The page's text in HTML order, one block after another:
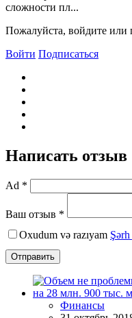
сложности пл...
Пожалуйста, войдите или
Войти Подписаться
Написать отзыв
Ad *
Ваш отзыв *
Oxudum və razıyam
Отправить
Финансы